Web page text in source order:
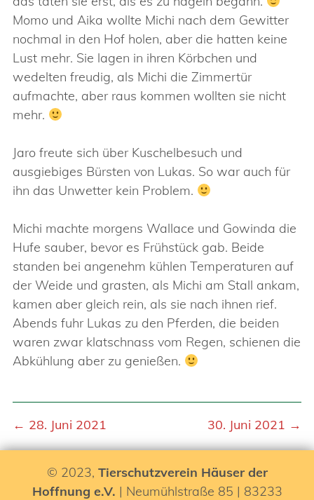
Momo und Aika wollte Michi nach dem Gewitter
nochmal in den Hof holen, aber die hatten keine
Lust mehr. Sie lagen in ihren Körbchen und
wedelten freudig, als Michi die Zimmertür
aufmachte, aber raus kommen wollten sie nicht
mehr.
Jaro freute sich über Kuschelbesuch und
ausgiebiges Bürsten von Lukas. So war auch für
ihn das Unwetter kein Problem.
Michi machte morgens Wallace und Gowinda die
Hufe sauber, bevor es Frühstück gab. Beide
standen bei angenehm kühlen Temperaturen auf
der Weide und grasten, als Michi am Stall ankam,
kamen aber gleich rein, als sie nach ihnen rief.
Abends fuhr Lukas zu den Pferden, die beiden
waren zwar klatschnass vom Regen, schienen die
Abkühlung aber zu genießen.
← 28. Juni 2021 30. Juni 2021 →
© 2023, Tierschutzverein Häuser der
Hoffnung e.V. | Neumühlstraße 85 | 83233